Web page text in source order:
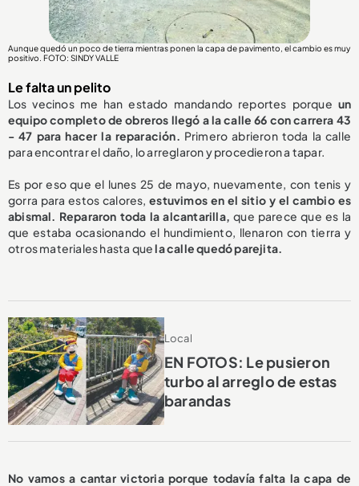
Aunque quedó un poco de tierra mientras ponen la capa de pavimento, el cambio es muy
positivo. FOTO: SINDY VALLE
Le falta un pelito
Los vecinos me han estado mandando reportes porque un
equipo completo de obreros llegó a la calle 66 con carrera 43
- 47 para hacer la reparación. Primero abrieron toda la calle
para encontrar el daño, lo arreglaron y procedieron a tapar.
Es por eso que el lunes 25 de mayo, nuevamente, con tenis y
gorra para estos calores,estuvimos en el sitio y el cambio es
abismal. Repararon toda la alcantarilla,que parece que es la
que estaba ocasionando el hundimiento, llenaron con tierra y
otros materiales hasta quela calle quedó parejita.
Local
EN FOTOS: Le pusieron
turbo al arreglo de estas
barandas
No vamos a cantar victoria porque todavía falta la capa de